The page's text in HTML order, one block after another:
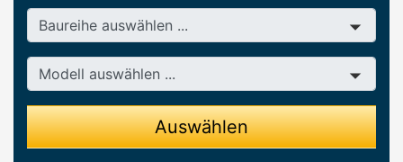
Baureihe
Modell
Auswählen